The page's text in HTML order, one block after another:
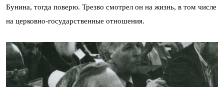
Бунина, тогда поверю. Трезво смотрел он на жизнь, в том числе
на церковно-государственные отношения.